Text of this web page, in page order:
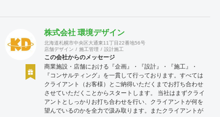
株式会社 環境デザイン
北海道札幌市中央区大通東11丁目22番地56号
店舗デザイン
施工管理 設計施工
この会社からのメッセージ
商業施設・店舗における『企画』・『設計』・『施工』・
『コンサルティング』を一貫して行っております。すべては
クライアント（お客様）とご納得いただくまでお打ち合わせ
させていただくことからスタートします。 当社はまずクライ
アントとしっかりお打ち合わせを行い、クライアントが何を
望んでいるのかを全力で汲み取ります。またクライアントが